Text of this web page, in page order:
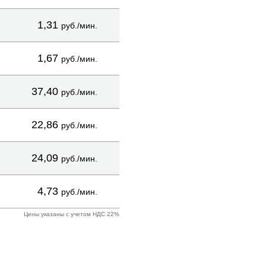
1,31 руб./мин.
1,67 руб./мин.
37,40 руб./мин.
22,86 руб./мин.
24,09 руб./мин.
4,73 руб./мин.
Цены указаны с учетом НДС 22%